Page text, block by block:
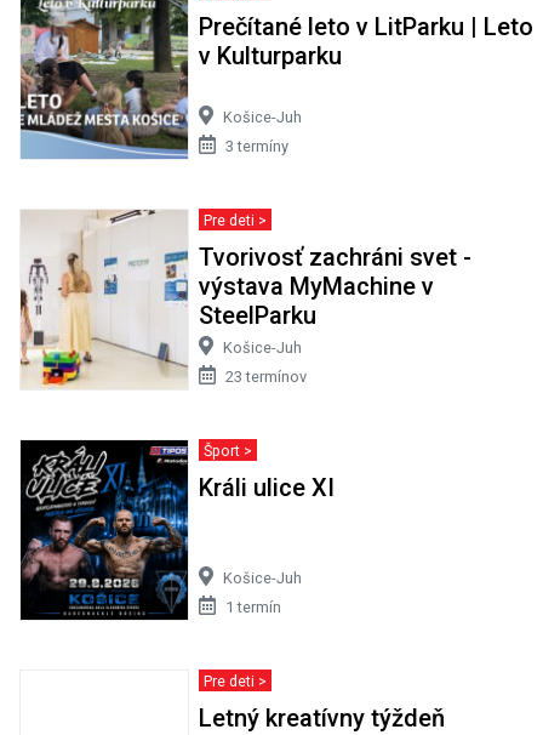
Prečítané leto v LitParku | Leto
v Kulturparku
Košice-Juh
3 termíny
Pre deti >
Tvorivosť zachráni svet -
výstava MyMachine v
SteelParku
Košice-Juh
23 termínov
Šport >
Králi ulice XI
Košice-Juh
1 termín
Pre deti >
Letný kreatívny týždeň